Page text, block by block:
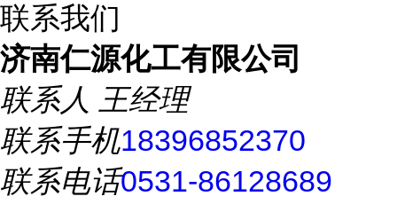
联系我们
济南仁源化工有限公司
联系人 王经理
联系手机18396852370
联系电话0531-86128689